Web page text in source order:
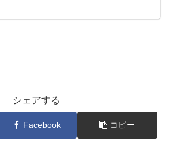
シェアする
Facebook コピー